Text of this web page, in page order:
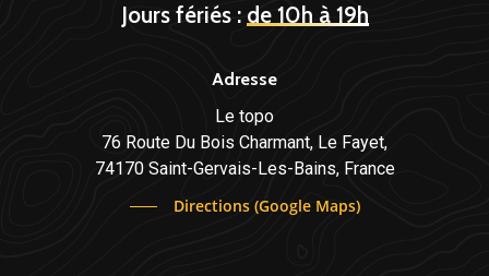
Jours fériés : de 10h à 19h
Adresse
Le topo
76 Route Du Bois Charmant, Le Fayet,
74170 Saint-Gervais-Les-Bains, France
Directions (Google Maps)